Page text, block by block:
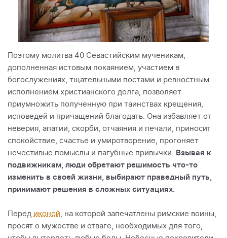
Поэтому молитва 40 Севастийским мученикам,
дополненная истовым покаянием, участием в
богослужениях, тщательными постами и ревностным
исполнением христианского долга, позволяет
приумножить полученную при таинствах крещения,
исповедей и причащений благодать. Она избавляет от
неверия, апатии, скорби, отчаяния и печали, приносит
спокойствие, счастье и умиротворение, прогоняет
нечестивые помыслы и пагубные привычки.
Взывая к
подвижникам, люди обретают решимость что-то
изменить в своей жизни, выбирают праведный путь,
принимают решения в сложных ситуациях.
Перед иконой , на которой запечатлены римские воины,
просят о мужестве и отваге, необходимых для того,